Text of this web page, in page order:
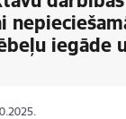
iegāde